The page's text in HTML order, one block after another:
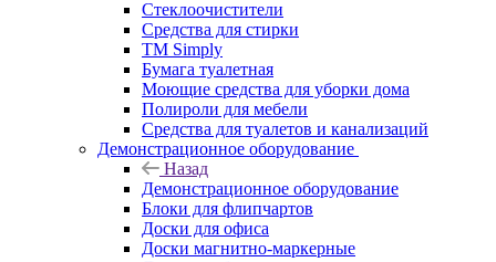
Стеклоочистители
Средства для стирки
TM Simply
Бумага туалетная
Моющие средства для уборки дома
Полироли для мебели
Средства для туалетов и канализаций
Демонстрационное оборудование
Назад
Демонстрационное оборудование
Блоки для флипчартов
Доски для офиса
Доски магнитно-маркерные